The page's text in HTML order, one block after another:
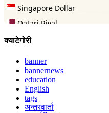
क्याटेगोरी
banner
bannernews
education
English
tags
अन्तरवार्ता